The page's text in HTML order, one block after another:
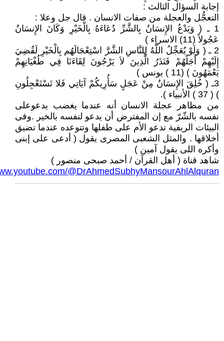
إجابة السؤال الثالث :
التعجُّل والعجلة من صفات الانسان . قال جل وعلا :
1 ـ ( وَيَدْعُ الإِنسَانُ بِالشَّرِّ دُعَاءَهُ بِالْخَيْرِ وَكَانَ الإِنسَانُ
عَجُولاً (11) الاسراء )
2 ـ ( وَلَوْ يُعَجِّلُ اللَّهُ لِلنَّاسِ الشَّرَّ اسْتِعْجَالَهُم بِالْخَيْرِ لَقُضِيَ
إِلَيْهِمْ أَجَلُهُمْ فَنَذَرُ الَّذِينَ لاَ يَرْجُونَ لِقَاءَنَا فِي طُغْيَانِهِمْ
يَعْمَهُونَ ) (11 ) يونس )
3ـ ( خُلِقَ الإِنسَانُ مِنْ عَجَلٍ سَأُرِيكُمْ آيَاتِي فَلا تَسْتَعْجِلُونِ
) ( 37 ) الأنبياء ).
من مظاهر عجلة الانسان أنه عندما يغضب يدعوعلى
نفسه بالشّرّ مع إن المفترض أن يدعو لنفسه بالخير .وفى
البيئات الريفية تدعو الأم على طفلها وتتوعده عندما تضيق
أخلاقها . والمثل الشعبى المصرى يقول ( أدعى على إبنى
وأكره اللى يقول آمين )
شاهد قناة ( أهل القرآن / أحمد صبحى منصور )
@DrAhmedSubhyMansourAhlAlquran